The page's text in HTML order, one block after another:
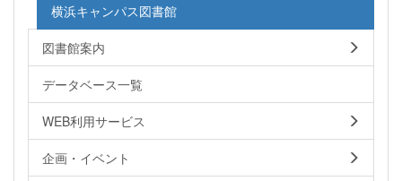
横浜キャンパス図書館
図書館案内
データベース一覧
WEB利用サービス
企画・イベント